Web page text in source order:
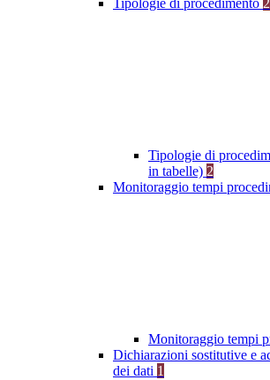
Tipologie di procedimento 2
Tipologie di
in tabelle) 2
Monitoraggio tempi
Monitoraggio tempi
Dichiarazioni sostitutive e
dei dati 1